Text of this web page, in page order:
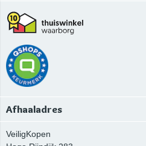
Afhaaladres
VeiligKopen